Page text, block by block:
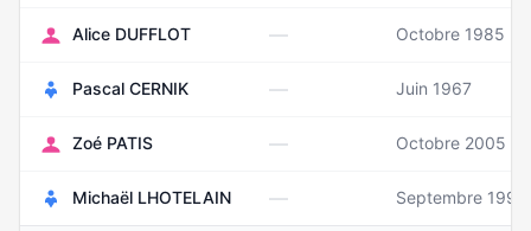
Alice DUFFLOT — Octobre 1985
Pascal CERNIK — Juin 1967
Zoé PATIS — Octobre 2005
Michaël LHOTELAIN — Septembre 1990